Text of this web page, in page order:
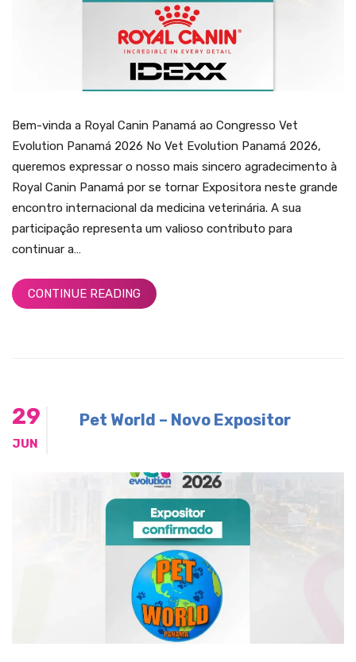
Bem-vinda a Royal Canin Panamá ao Congresso Vet
Evolution Panamá 2026 No Vet Evolution Panamá 2026,
queremos expressar o nosso mais sincero agradecimento à
Royal Canin Panamá por se tornar Expositora neste grande
encontro internacional da medicina veterinária. A sua
participação representa um valioso contributo para
continuar a…
CONTINUE READING
29
JUN
Pet World – Novo Expositor